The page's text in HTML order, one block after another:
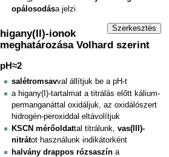
opálosodása jelzi
Szerkesztés
higany(II)-ionok
meghatározása Volhard szerint
pH≈2
salétromsavval állítjuk be a pH-t
a higany(I)-tartalmat a titrálás előtt kálium-
permanganáttal oxidáljuk, az oxidálószert
hidrogén-peroxiddal eltávolítjuk
KSCN mérőoldattal titrálunk, vas(III)-
nitrátot használunk indikátorként
halvány drappos rózsaszína